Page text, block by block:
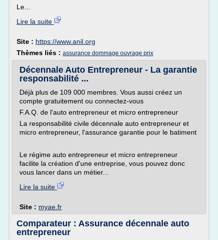
Le...
Lire la suite
Site : https://www.anil.org
Thèmes liés : assurance dommage ouvrage prix
Décennale Auto Entrepreneur - La garantie
responsabilité ...
Déjà plus de 109 000 membres. Vous aussi créez un
compte gratuitement ou connectez-vous
F.A.Q. de l'auto entrepreneur et micro entrepreneur
La responsabilité civile décennale auto entrepreneur et
micro entrepreneur, l'assurance garantie pour le batiment
Le régime auto entrepreneur et micro entrepreneur
facilite la création d'une entreprise, vous pouvez donc
vous lancer dans un métier...
Lire la suite
Site : myae.fr
Comparateur : Assurance décennale auto
entrepreneur